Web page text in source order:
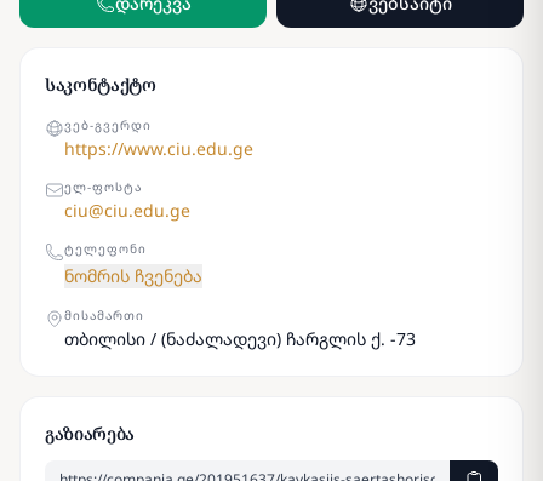
საკონტაქტო
ᲕᲔᲑ-ᲒᲕᲔᲠᲓᲘ
https://www.ciu.edu.ge
ᲔᲚ-ᲤᲝᲡᲢᲐ
ciu@ciu.edu.ge
ᲢᲔᲚᲔᲤᲝᲜᲘ
ნომრის ჩვენება
ᲛᲘᲡᲐᲛᲐᲠᲗᲘ
თბილისი / (ნაძალადევი) ჩარგლის ქ. -73
გაზიარება